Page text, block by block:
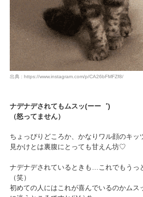
出典 : https://www.instagram.com/p/CA26bFMFZf8/
ナデナデされてもムスッ(ーー゛)
（怒ってません）
ちょっぴりどころか、かなりワル顔のキッ
見かけとは裏腹にとっても甘えん坊♡
ナデナデされているときも…これでもうっ
（笑）
初めての人にはこれが喜んでいるのかムス